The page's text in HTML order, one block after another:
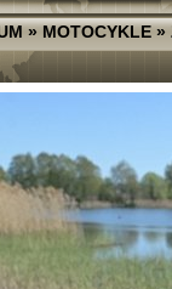
»MOTOCYKLE»